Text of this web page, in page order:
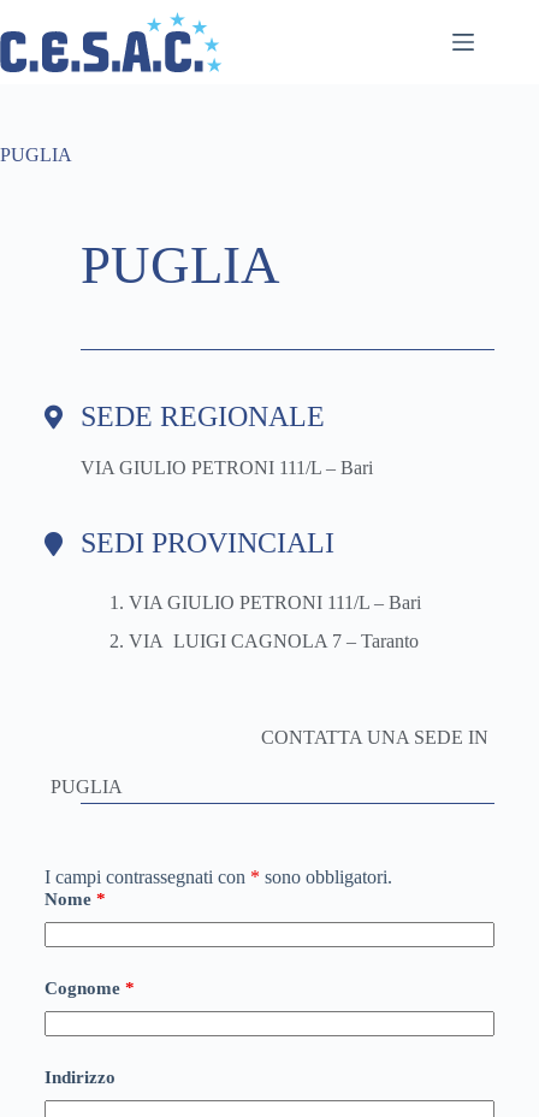
PUGLIA
PUGLIA
SEDE REGIONALE
VIA GIULIO PETRONI 111/L – Bari
SEDI PROVINCIALI
VIA GIULIO PETRONI 111/L – Bari
VIA LUIGI CAGNOLA 7 – Taranto
CONTATTA UNA SEDE IN
PUGLIA
I campi contrassegnati con * sono obbligatori.
Nome *
Cognome *
Indirizzo